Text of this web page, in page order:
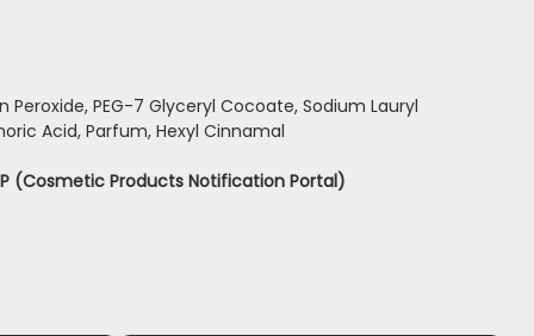
Peroxide, PEG-7 Glyceryl Cocoate, Sodium Lauryl
Acid, Parfum, Hexyl Cinnamal
(Cosmetic Products Notification Portal)